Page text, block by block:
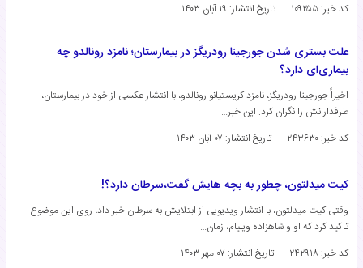
کد خبر: ۱۰۹۲۵۵
تاریخ انتشار: ۱۹ آبان ۱۴۰۳
علت بستری شدن جورجینا رودریگز در بیمارستان؛ نامزد رونالدو چه
بیماری‌ای دارد؟
اخیراً جورجینا رودریگز، نامزد کریستیانو رونالدو، با انتشار عکسی از خود در بیمارستان،
طرفدارانش را نگران کرد. این خبر…
کد خبر: ۲۴۳۶۳۰
تاریخ انتشار: ۰۷ آبان ۱۴۰۳
کیت میدلتون، چطور به بچه هایش گفت،سرطان دارد؟!
​وقتی کیت میدلتون، با انتشار ویدیویی از ابتلایش به سرطان خبر داد، روی این موضوع
تاکید کرد که او و شاهزاده ویلیام، زمان…
کد خبر: ۲۴۲۹۱۸
تاریخ انتشار: ۰۷ مهر ۱۴۰۳